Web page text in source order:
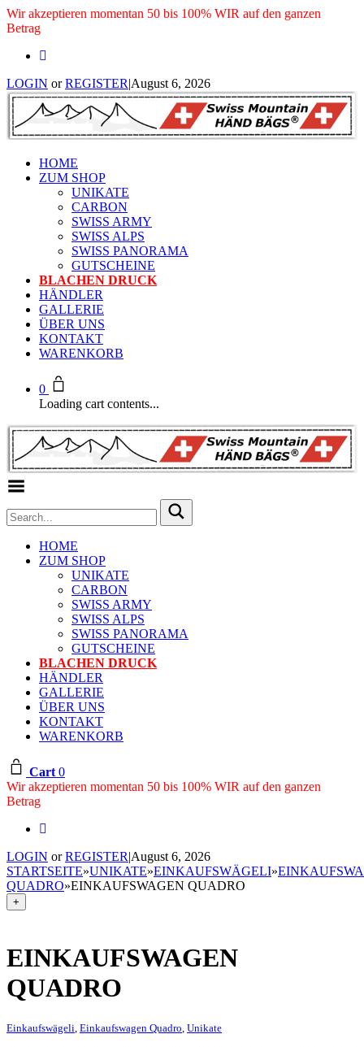
Wir akzeptieren momentan 50 bis 100% WIR auf den ganzen
Betrag
LOGIN orREGISTER|August 6, 2026
HOME
ZUM SHOP
UNIKATE
CARBON
SWISS ARMY
SWISS ALPS
SWISS PANORAMA
GUTSCHEINE
BLACHEN DRUCK
HÄNDLER
GALLERIE
ÜBER UNS
KONTAKT
WARENKORB
0
Loading cart contents...
HOME
ZUM SHOP
UNIKATE
CARBON
SWISS ARMY
SWISS ALPS
SWISS PANORAMA
GUTSCHEINE
BLACHEN DRUCK
HÄNDLER
GALLERIE
ÜBER UNS
KONTAKT
WARENKORB
Cart 0
Wir akzeptieren momentan 50 bis 100% WIR auf den ganzen
Betrag
LOGIN orREGISTER|August 6, 2026
STARTSEITE»UNIKATE»EINKAUFSWÄGELI»
QUADRO»EINKAUFSWAGEN QUADRO
+
EINKAUFSWAGEN
QUADRO
Einkaufswägeli, Einkaufswagen Quadro, Unikate